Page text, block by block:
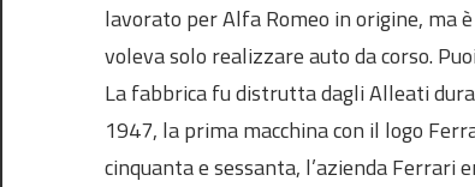
lavorato per Alfa Romeo in origine, ma
voleva solo realizzare auto da corso.
La fabbrica fu distrutta dagli Alleati
1947, la prima macchina con il logo
cinquanta e sessanta, l’azienda Ferrari